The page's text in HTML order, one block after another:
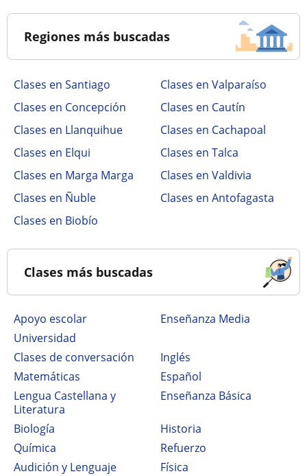
Regiones más buscadas
Clases en Santiago
Clases en Valparaíso
Clases en Concepción
Clases en Cautín
Clases en Llanquihue
Clases en Cachapoal
Clases en Elqui
Clases en Talca
Clases en Marga Marga
Clases en Valdivia
Clases en Ñuble
Clases en Antofagasta
Clases en Biobío
Clases más buscadas
Apoyo escolar
Enseñanza Media
Universidad
Clases de conversación
Inglés
Matemáticas
Español
Lengua Castellana y
Literatura
Enseñanza Básica
Biología
Historia
Química
Refuerzo
Audición y Lenguaje
Física